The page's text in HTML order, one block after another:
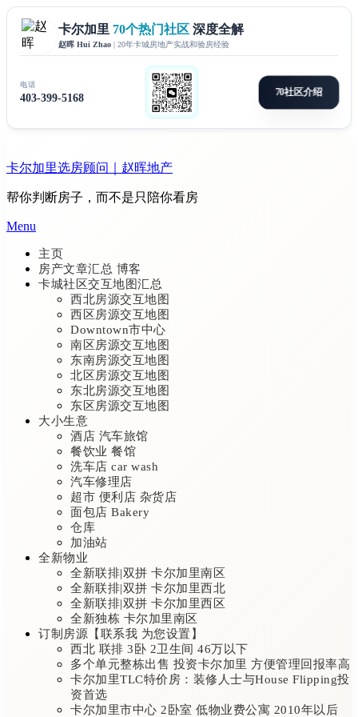
content
卡尔加里选房顾问｜赵晖地产
帮你判断房子，而不是只陪你看房
Menu
主页
房产文章汇总 博客
卡城社区交互地图汇总
西北房源交互地图
西区房源交互地图
Downtown市中心
南区房源交互地图
东南房源交互地图
北区房源交互地图
东北房源交互地图
东区房源交互地图
大小生意
酒店 汽车旅馆
餐饮业 餐馆
洗车店 car wash
汽车修理店
超市 便利店 杂货店
面包店 Bakery
仓库
加油站
全新物业
全新联排|双拼 卡尔加里南区
全新联排|双拼 卡尔加里西北
全新联排|双拼 卡尔加里西区
全新独栋 卡尔加里南区
订制房源【联系我 为您设置】
西北 联排 3卧 2卫生间 46万以下
多个单元整栋出售 投资卡尔加里 方便管理回报率高
卡尔加里TLC特价房：装修人士与House Flipping投
资首选
卡尔加里市中心 2卧室 低物业费公寓 2010年以后